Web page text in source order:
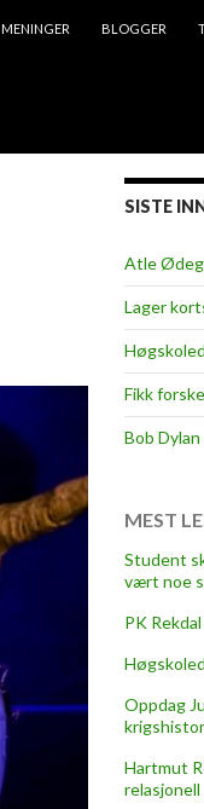
MENINGER BLOGGER
SISTE
Atle
Lager
Fikk
Bob Dylan
MEST
Student
vært noe
PK
Oppdag
Hartmut